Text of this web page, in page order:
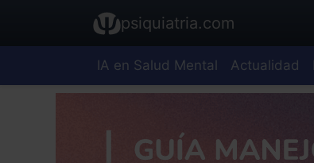
psiquiatria.com
IA en Salud Mental Actualidad